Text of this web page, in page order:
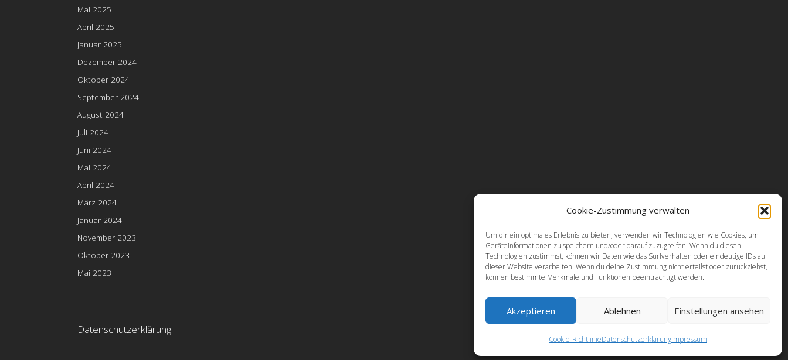
Cookie-Zustimmung verwalten
Um dir ein optimales Erlebnis zu bieten, verwenden wir Technologien wie Cookies, um
Geräteinformationen zu speichern und/oder darauf zuzugreifen. Wenn du diesen
Technologien zustimmst, können wir Daten wie das Surfverhalten oder eindeutige IDs auf
dieser Website verarbeiten. Wenn du deine Zustimmung nicht erteilst oder zurückziehst,
können bestimmte Merkmale und Funktionen beeinträchtigt werden.
Akzeptieren Ablehnen Einstellungen ansehen
Cookie-RichtlinieDatenschutzerklärungImpressum
Mai 2025
April 2025
Januar 2025
Dezember 2024
Oktober 2024
September 2024
August 2024
Juli 2024
Juni 2024
Mai 2024
April 2024
März 2024
Januar 2024
November 2023
Oktober 2023
Mai 2023
Datenschutzerklärung